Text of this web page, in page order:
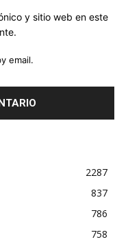
y sitio web en este
email.
2287
837
786
758